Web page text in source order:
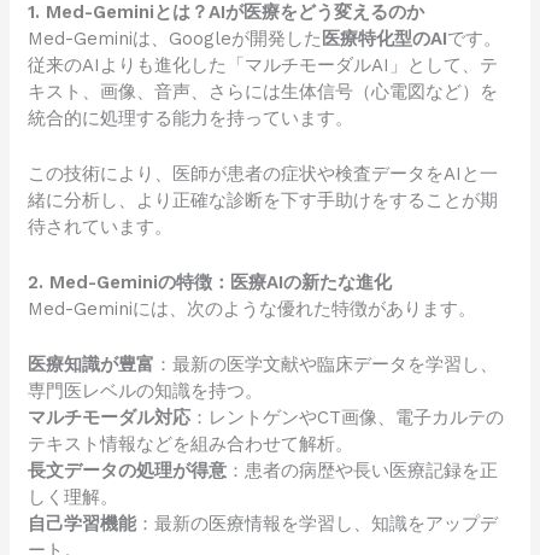
1. Med-Geminiとは？AIが医療をどう変えるのか
Med-Geminiは、Googleが開発した 医療特化型のAIです。
従来のAIよりも進化した「マルチモーダルAI」として、テ
キスト、画像、音声、さらには生体信号（心電図など）を
統合的に処理する能力を持っています。
この技術により、医師が患者の症状や検査データをAIと一
緒に分析し、より正確な診断を下す手助けをすることが期
待されています。
2. Med-Geminiの特徴：医療AIの新たな進化
Med-Geminiには、次のような優れた特徴があります。
医療知識が豊富 ：最新の医学文献や臨床データを学習し、
専門医レベルの知識を持つ。
マルチモーダル対応 ：レントゲンやCT画像、電子カルテの
テキスト情報などを組み合わせて解析。
長文データの処理が得意 ：患者の病歴や長い医療記録を正
しく理解。
自己学習機能 ：最新の医療情報を学習し、知識をアップデ
ート。